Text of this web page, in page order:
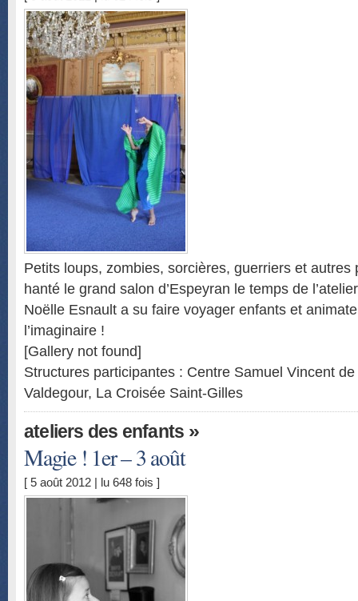
Petits loups, zombies, sorcières, guerriers et autres
hanté le grand salon d’Espeyran le temps de
Noëlle Esnault a su faire voyager enfants et
l’imaginaire !
[Gallery not found]
Structures participantes : Centre Samuel Vincent
Valdegour, La Croisée Saint-Gilles
ateliers des enfants »
Magie ! 1er – 3 août
[ 5 août 2012 | lu 648 fois ]